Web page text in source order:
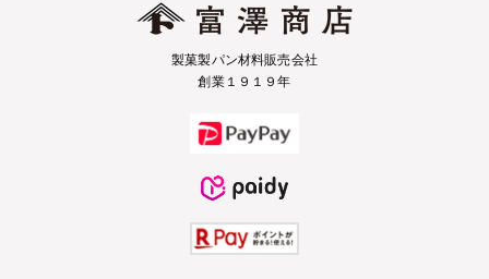
製菓製パン材料販売会社
創業１９１９年